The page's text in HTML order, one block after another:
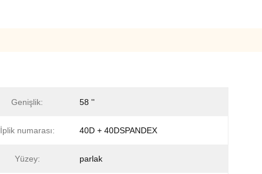
Genişlik: 58 ''
İplik numarası: 40D + 40DSPANDEX
Yüzey: parlak